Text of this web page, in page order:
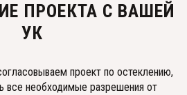
ПРОЕКТА С ВАШЕЙ
УК
проект по остеклению,
все необходимые разрешения от